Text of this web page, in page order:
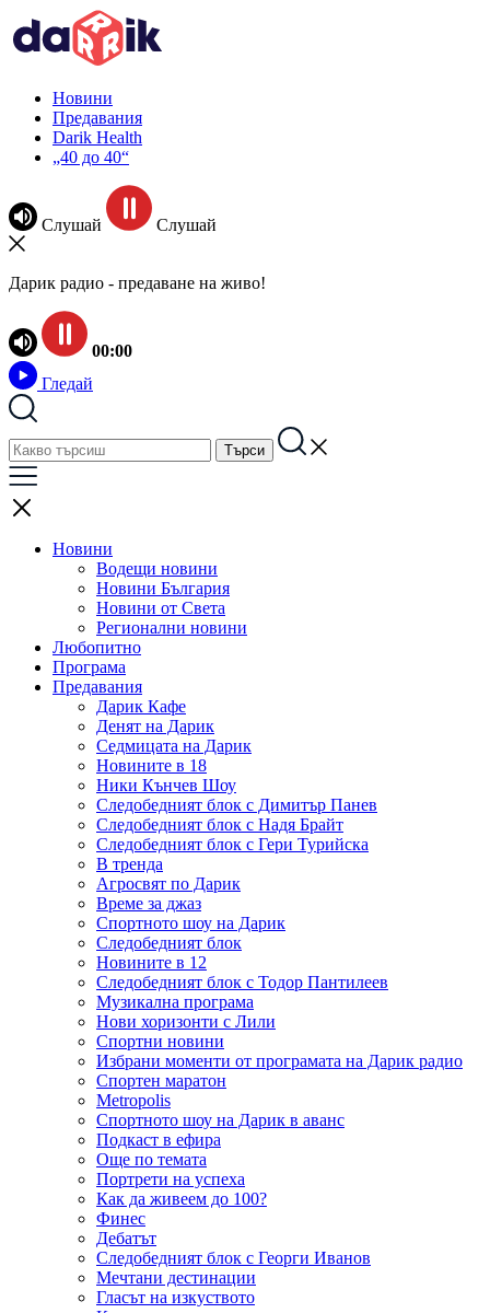
Новини
Предавания
Darik Health
„40 до 40“
Слушай Слушай
Дарик радио - предаване на живо!
00:00
Гледай
Новини
Водещи новини
Новини България
Новини от Света
Регионални новини
Любопитно
Програма
Предавания
Дарик Кафе
Денят на Дарик
Седмицата на Дарик
Новините в 18
Ники Кънчев Шоу
Следобедният блок с Димитър Панев
Следобедният блок с Надя Брайт
Следобедният блок с Гери Турийска
В тренда
Агросвят по Дарик
Време за джаз
Спортното шоу на Дарик
Следобедният блок
Новините в 12
Следобедният блок с Тодор Пантилеев
Музикална програма
Нови хоризонти с Лили
Спортни новини
Избрани моменти от програмата на Дарик радио
Спортен маратон
Metropolis
Спортното шоу на Дарик в аванс
Подкаст в ефира
Още по темата
Портрети на успеха
Как да живеем до 100?
Финес
Дебатът
Следобедният блок с Георги Иванов
Мечтани дестинации
Гласът на изкуството